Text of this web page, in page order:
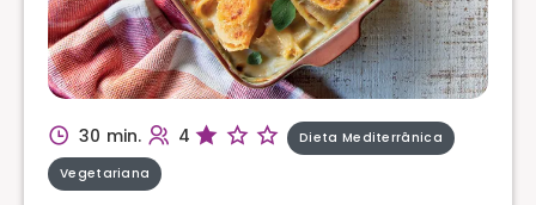
30 min. 4 Dieta Mediterrânica
Vegetariana